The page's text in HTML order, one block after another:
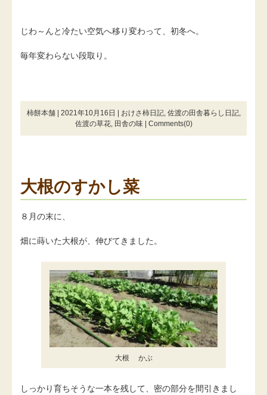
じわ～んと冷たい空気へ移り変わって、初冬へ。
毎年変わらない段取り。
柿餅本舗 | 2021年10月16日 | おけさ柿日記, 佐渡の田舎暮らし日記,
佐渡の草花, 田舎の味| Comments(0)
大根のすかし菜
８月の末に、
畑に蒔いた大根が、伸びてきました。
大根 かぶ
しっかり育ちそうな一本を残して、密の部分を間引きまし